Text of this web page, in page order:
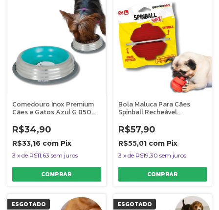
Comedouro Inox Premium
Cães e Gatos Azul G 850ml
R$34,90
R$33,16 com Pix
3 x de R$11,63 sem juros
Bola Maluca Para Cães
Spinball Recheável
R$57,90
R$55,01 com Pix
3 x de R$19,30 sem juros
ESGOTADO ESGOTADO